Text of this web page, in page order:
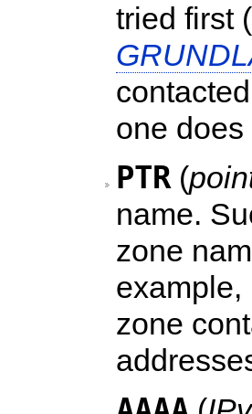
tried first
one does
PTR (
name.
zone
example,
zone